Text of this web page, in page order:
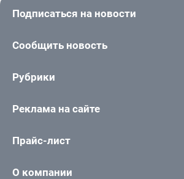
Подписаться на новости
Сообщить новость
Рубрики
Реклама на сайте
Прайс-лист
О компании